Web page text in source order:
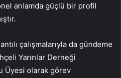
anlamda güçlü bir profil
çalışmalarıyla da gündeme
Yarınlar Derneği
Üyesi olarak görev